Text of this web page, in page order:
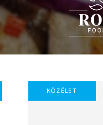
KÖZÉLET